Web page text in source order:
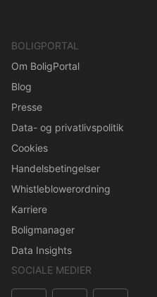
BOLIGPORTAL
Om BoligPortal
Blog
Presse
Data- og privatlivspolitik
Cookies
Handelsbetingelser
Whistleblowerordning
Karriere
Boligmanager
Data Insights
SOCIALE MEDIER